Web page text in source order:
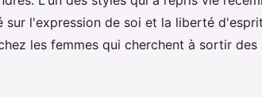
sur l'expression de soi et la liberté
les femmes qui cherchent à sortir des